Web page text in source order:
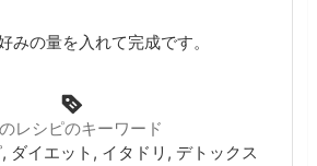
みの量を入れて完成です。
レシピのキーワード
ダイエット, イタドリ, デトックス